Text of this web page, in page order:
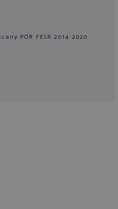
POR FESR 2014-2020